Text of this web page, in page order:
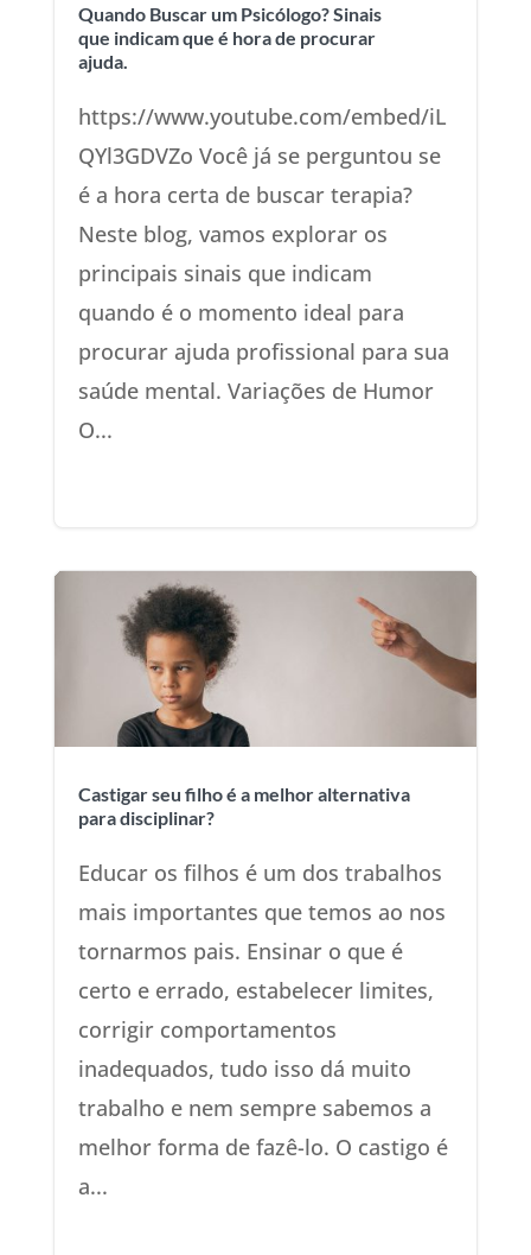
Quando Buscar um Psicólogo? Sinais
que indicam que é hora de procurar
ajuda.
https://www.youtube.com/embed/iL
QYl3GDVZo Você já se perguntou se
é a hora certa de buscar terapia?
Neste blog, vamos explorar os
principais sinais que indicam
quando é o momento ideal para
procurar ajuda profissional para sua
saúde mental. Variações de Humor
O...
Castigar seu filho é a melhor alternativa
para disciplinar?
Educar os filhos é um dos trabalhos
mais importantes que temos ao nos
tornarmos pais. Ensinar o que é
certo e errado, estabelecer limites,
corrigir comportamentos
inadequados, tudo isso dá muito
trabalho e nem sempre sabemos a
melhor forma de fazê-lo. O castigo é
a...